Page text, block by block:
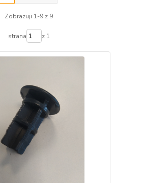
Zobrazuji 1-9 z 9
strana z 1